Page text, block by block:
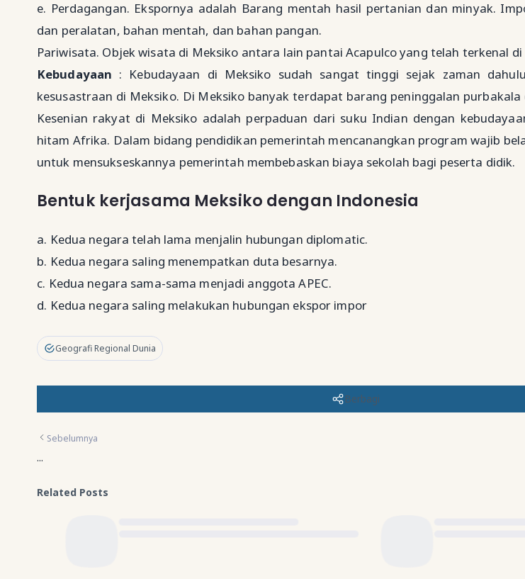
e. Perdagangan. Ekspornya adalah Barang mentah hasil pertanian dan minyak.
dan peralatan, bahan mentah, dan bahan pangan.
Pariwisata. Objek wisata di Meksiko antara lain pantai Acapulco yang telah terkenal di
Kebudayaan : Kebudayaan di Meksiko sudah sangat tinggi sejak zaman
kesusastraan di Meksiko. Di Meksiko banyak terdapat barang peninggalan
Kesenian rakyat di Meksiko adalah perpaduan dari suku Indian dengan
hitam Afrika. Dalam bidang pendidikan pemerintah mencanangkan program wajib
untuk mensukseskannya pemerintah membebaskan biaya sekolah bagi peserta didik.
Bentuk kerjasama Meksiko dengan Indonesia
a. Kedua negara telah lama menjalin hubungan diplomatic.
b. Kedua negara saling menempatkan duta besarnya.
c. Kedua negara sama-sama menjadi anggota APEC.
d. Kedua negara saling melakukan hubungan ekspor impor
Geografi Regional Dunia
Berbagi
Sebelumnya
...
Related Posts